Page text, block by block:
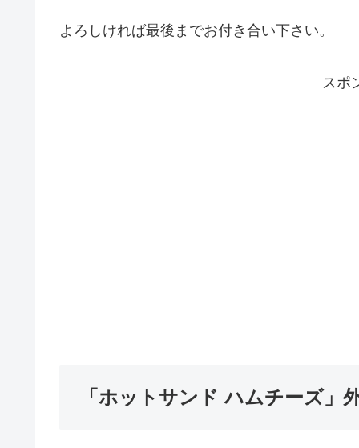
よろしければ最後までお付き合い下さい。
スポ
「ホットサンド ハムチーズ」